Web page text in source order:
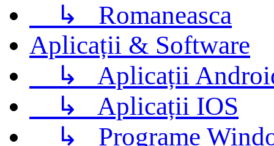
↳ Romaneasca
Aplicații & Software
↳ Aplicații
↳ Aplicații IOS
↳ Programe